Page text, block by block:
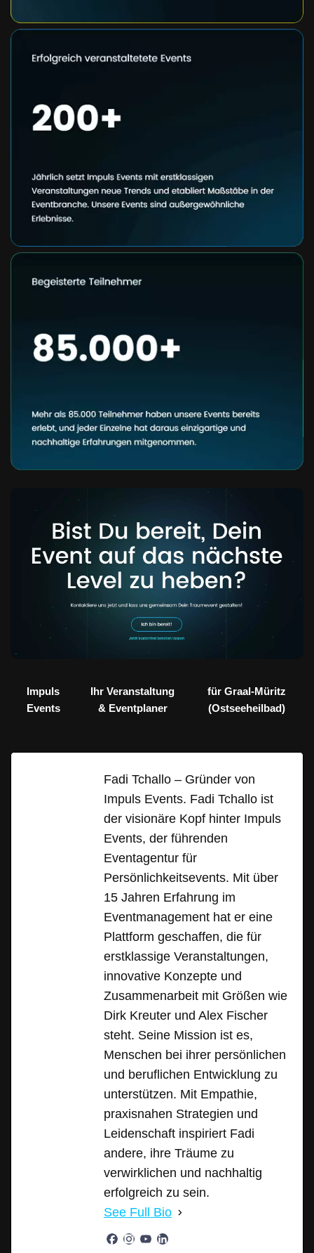
Impuls
Events
Ihr Veranstaltung
& Eventplaner
für Graal-Müritz
(Ostseeheilbad)
Fadi Tchallo – Gründer von
Impuls Events. Fadi Tchallo ist
der visionäre Kopf hinter Impuls
Events, der führenden
Eventagentur für
Persönlichkeitsevents. Mit über
15 Jahren Erfahrung im
Eventmanagement hat er eine
Plattform geschaffen, die für
erstklassige Veranstaltungen,
innovative Konzepte und
Zusammenarbeit mit Größen wie
Dirk Kreuter und Alex Fischer
steht. Seine Mission ist es,
Menschen bei ihrer persönlichen
und beruflichen Entwicklung zu
unterstützen. Mit Empathie,
praxisnahen Strategien und
Leidenschaft inspiriert Fadi
andere, ihre Träume zu
verwirklichen und nachhaltig
erfolgreich zu sein.
See Full Bio